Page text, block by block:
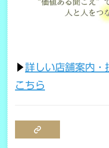
▶詳しい店舗案内・
こちら